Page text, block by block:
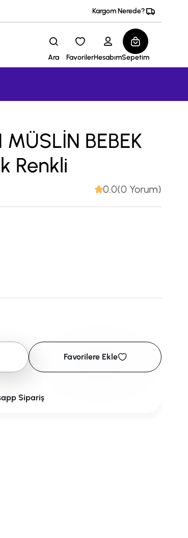
Kargom Nerede?
Ara FavorilerHesabımSepetim
MÜSLİN BEBEK
Renkli
0.0(0 Yorum)
Favorilere Ekle
Sipariş